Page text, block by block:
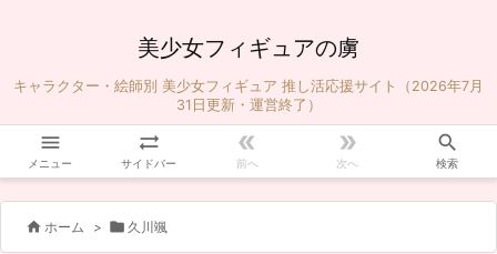
美少女フィギュアの虜
キャラクター・絵師別 美少女フィギュア 推し活応援サイト（2026年7月
31日更新・運営終了）

メニュー

サイドバー

前へ

次へ

検索
 ホーム >  久川颯